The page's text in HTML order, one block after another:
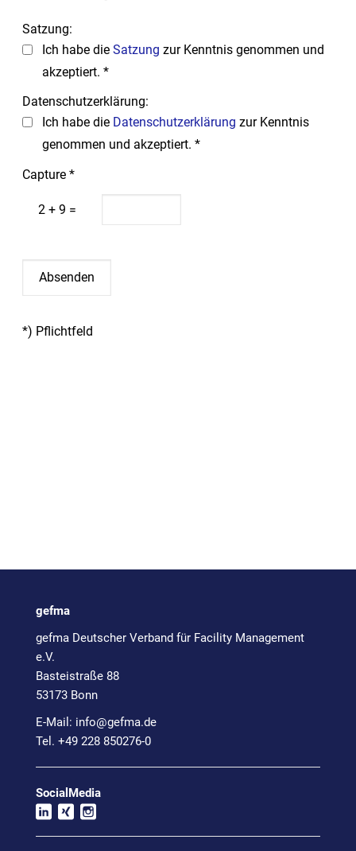
Satzung:
Ich habe die Satzung zur Kenntnis genommen und
akzeptiert. *
Datenschutzerklärung:
Ich habe die Datenschutzerklärung zur Kenntnis
genommen und akzeptiert. *
Capture *
2 + 9 =
*) Pflichtfeld
gefma
gefma Deutscher Verband für Facility Management
e.V.
Basteistraße 88
53173 Bonn
E-Mail: info@gefma.de
Tel. +49 228 850276-0
SocialMedia